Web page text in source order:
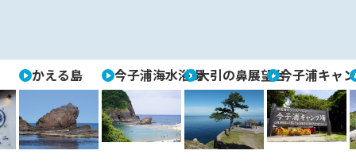
vi
o
u
s
xt
かえる島 今子浦海水浴場大引の鼻展望台今子浦キャ